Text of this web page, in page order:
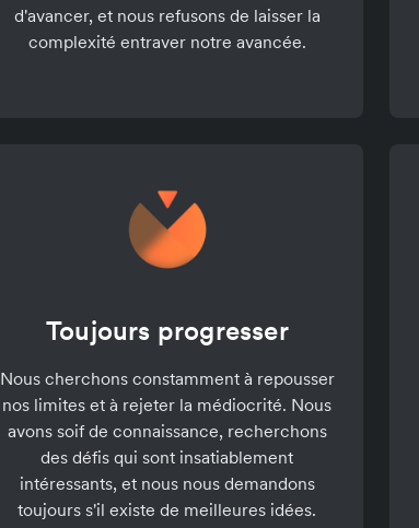
d'avancer, et nous refusons de laisser la
complexité entraver notre avancée.
Toujours progresser
Nous cherchons constamment à repousser
nos limites et à rejeter la médiocrité. Nous
avons soif de connaissance, recherchons
des défis qui sont insatiablement
intéressants, et nous nous demandons
toujours s'il existe de meilleures idées.